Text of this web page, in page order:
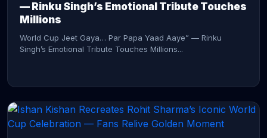
— Rinku Singh’s Emotional Tribute Touches
Millions
World Cup Jeet Gaya… Par Papa Yaad Aaye” — Rinku
Singh’s Emotional Tribute Touches Millions...